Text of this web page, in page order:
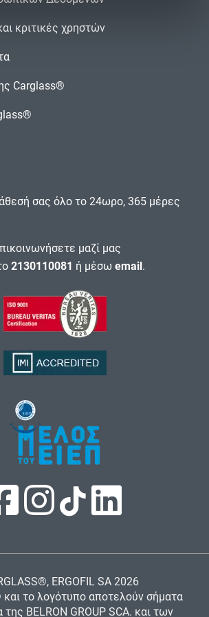
κριτικές χρηστών
Carglass®
σας όλο το 24ωρο, 365 μέρες
μαζί μας
2130110081 ή μέσω email.
ERGOFIL SA 2026
και το λογότυπο αποτελούν σήματα
της BELRON GROUP SCA. και των